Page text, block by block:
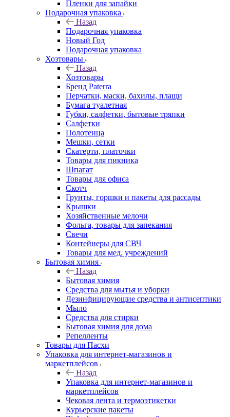
Пленки для запайки
Подарочная упаковка
Назад
Подарочная упаковка
Новый Год
Подарочная упаковка
Хозтовары
Назад
Хозтовары
Бренд Paterra
Перчатки, маски, бахилы, плащи
Бумага туалетная
Губки, салфетки, бытовые тряпки
Салфетки
Полотенца
Мешки, сетки
Скатерти, платочки
Товары для пикника
Шпагат
Товары для офиса
Скотч
Грунты, горшки и пакеты для рассады
Крышки
Хозяйственные мелочи
Фольга, товары для запекания
Свечи
Контейнеры для СВЧ
Товары для мед. учреждений
Бытовая химия
Назад
Бытовая химия
Средства для мытья и уборки
Дезинфицирующие средства и антисептики
Мыло
Средства для стирки
Бытовая химия для дома
Репелленты
Товары для Пасхи
Упаковка для интернет-магазинов и
маркетплейсов
Назад
Упаковка для интернет-магазинов и
маркетплейсов
Чековая лента и термоэтикетки
Курьерские пакеты